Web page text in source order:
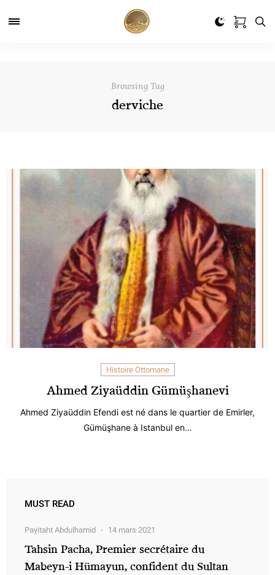
Browsing Tag
derviche
Histoire Ottomane
Ahmed Ziyaüddin Gümüşhanevi
Ahmed Ziyaüddin Efendi est né dans le quartier de Emirler,
Gümüşhane à Istanbul en…
MUST READ
Payitaht Abdulhamid 14 mars 2021
Tahsin Pacha, Premier secrétaire du
Mabeyn-i Hümayun, confident du Sultan